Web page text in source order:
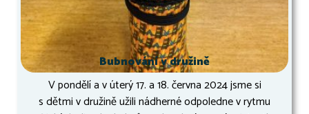
Bubnování v družině
V pondělí a v úterý 17. a 18. června 2024 jsme si
s dětmi v družině užili nádherné odpoledne v rytmu